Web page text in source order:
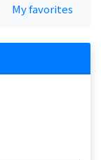
My favorites